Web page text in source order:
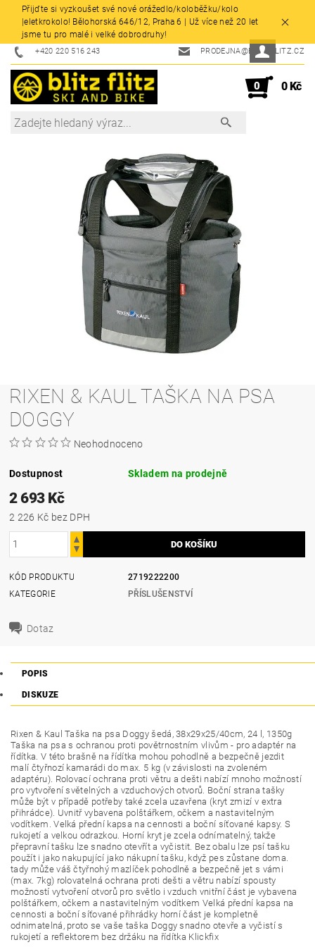
Přijďte si vyzkoušet své nové orážedlo/koloběžku/kolo
|eletkrokolo! Bělohorská 646/12, Praha 6 | Už více než 20 let
jsme tu pro malé i velké dobrodruhy!
+420 220 516 243 PRODEJNA@BLITZFLITZ.CZ
0 0 Kč
RIXEN & KAUL TAŠKA NA PSA
DOGGY
Neohodnoceno
Dostupnost Skladem na prodejně
2 693 Kč
2 226 Kč bez DPH
KÓD PRODUKTU
2719222200
KATEGORIE
PŘÍSLUŠENSTVÍ
Dotaz
POPIS
DISKUZE
Rixen & Kaul Taška na psa Doggy šedá, 38x29x25/40cm, 24 l, 1350g
Taška na psa s ochranou proti povětrnostním vlivům - pro adaptér na
řídítka. V této brašně na řídítka mohou pohodlně a bezpečně jezdit
malí čtyřnozí kamarádi do max. 5 kg (v závislosti na zvoleném
adaptéru). Rolovací ochrana proti větru a dešti nabízí mnoho možností
pro vytvoření světelných a vzduchových otvorů. Boční strana tašky
může být v případě potřeby také zcela uzavřena (kryt zmizí v extra
přihrádce). Uvnitř vybavena polštářkem, očkem a nastavitelným
vodítkem. Velká přední kapsa na cennosti a boční síťované kapsy. S
rukojetí a velkou odrazkou. Horní kryt je zcela odnímatelný, takže
přepravní tašku lze snadno otevřít a vyčistit. Bez obalu lze psí tašku
použít i jako nakupující jako nákupní tašku, když pes zůstane doma.
tady může váš čtyřnohý mazlíček pohodlně a bezpečně jet s vámi
(max. 7kg) rolovatelná ochrana proti dešti a větru nabízí spousty
možností vytvoření otvorů pro světlo i vzduch vnitřní část je vybavena
polštářkem, očkem a nastavitelným vodítkem Velká přední kapsa na
cennosti a boční síťované přihrádky horní část je kompletně
odnimatelná, proto se vaše taška Doggy snadno otevře a vyčistí s
rukojetí a reflektorem bez držáku na řídítka Klickfix